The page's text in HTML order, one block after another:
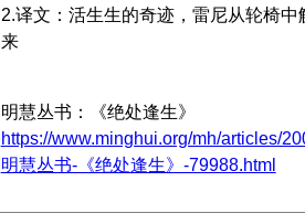
2.译文：活生生的奇迹，雷尼从轮椅中
来
明慧丛书：《绝处逢生》
https://www.minghui.org/mh/articles/
明慧丛书-《绝处逢生》-79988.html